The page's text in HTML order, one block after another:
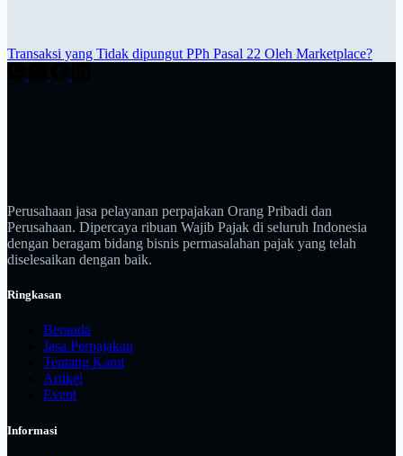
Transaksi yang Tidak dipungut PPh Pasal 22 Oleh Marketplace?
Perusahaan jasa pelayanan perpajakan Orang Pribadi dan
Perusahaan. Dipercaya ribuan Wajib Pajak di seluruh Indonesia
dengan beragam bidang bisnis permasalahan pajak yang telah
diselesaikan dengan baik.
Ringkasan
Beranda
Jasa Perpajakan
Tentang Kami
Artikel
Event
Informasi